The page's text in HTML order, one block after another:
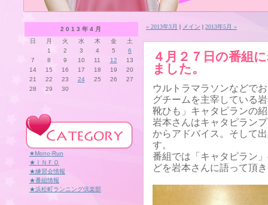
2013年4月
日
月 火 水 木 金
土
1
2 3 4 5
6
7
8 9 10 11 12
13
14
15 16 17 18 19
20
21
22 23 24 25 26
27
28
29 30
★Mono-Run
★ＩＮＦＯ
★練習会情報
★番組情報
★浜松町ランニング倶楽部
« 2013年3月 | メイン | 2013年5月 »
４月２７日の番組
ました。
ウルトラマラソンなどで
グチームを主宰している
靴ひも」キャタピランの
岩本さんはキャタピラン
からアドバイス。そして
す。
番組では「キャタピラン
どを岩本さんに語って頂